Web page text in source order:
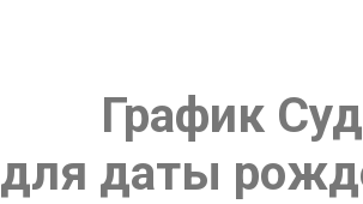
График
для даты